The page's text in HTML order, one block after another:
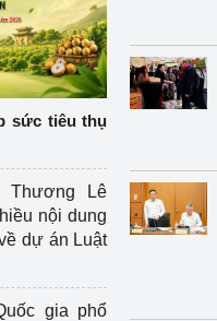
sức tiêu thụ
Thương Lê
nội dung
dự án Luật
gia phổ